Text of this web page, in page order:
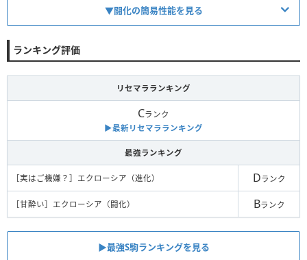
▼闘化の簡易性能を見る
【ダメージ】
魔単で相手最大HP12％特殊ダメ
【ダメージ】
魔単で相手最大HP12％特殊ダメ
ランキング評価
リセマラランキング
Cランク
▶︎最新リセマラランキング
最強ランキング
［実はご機嫌？］エクローシア（進化） Dランク
［甘酔い］エクローシア（闘化） Bランク
▶︎最強S駒ランキングを見る